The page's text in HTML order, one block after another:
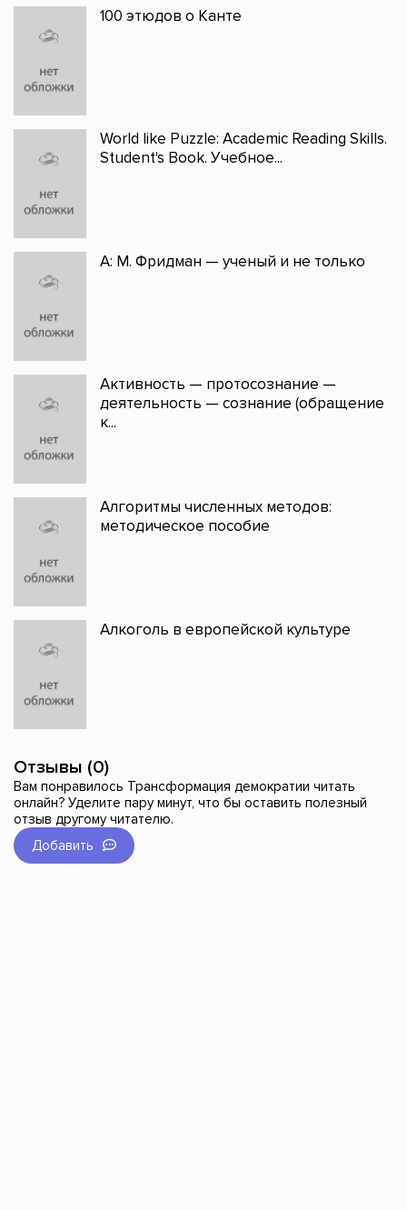
100 этюдов о Канте
World like Puzzle: Academic Reading Skills.
Student's Book. Учебное...
А: М. Фридман — ученый и не только
Активность — протосознание —
деятельность — сознание (обращение
к...
Алгоритмы численных методов:
методическое пособие
Алкоголь в европейской культуре
Отзывы (0)
Вам понравилось Трансформация демократии читать
онлайн? Уделите пару минут, что бы оставить полезный
отзыв другому читателю.
Добавить